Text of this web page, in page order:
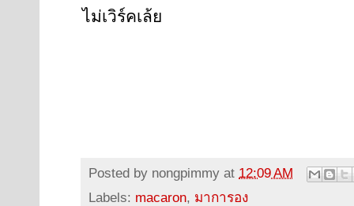
ไม่เวิร์คเล้ย
Posted by nongpimmy at 12:09 AM
Labels: macaron, มาการอง